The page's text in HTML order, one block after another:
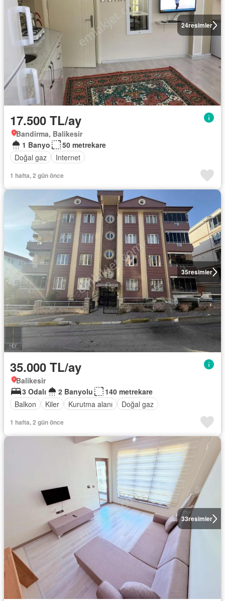
24resimler
17.500 TL/ay
Bandirma, Balikesir
1 Banyo
50 metrekare
Doğal gaz
Internet
1 hafta, 2 gün önce
35resimler
35.000 TL/ay
Balikesir
3 Odalı
2 Banyolu
140 metrekare
Balkon
Kiler Kurutma alanı Doğal gaz
1 hafta, 2 gün önce
33resimler